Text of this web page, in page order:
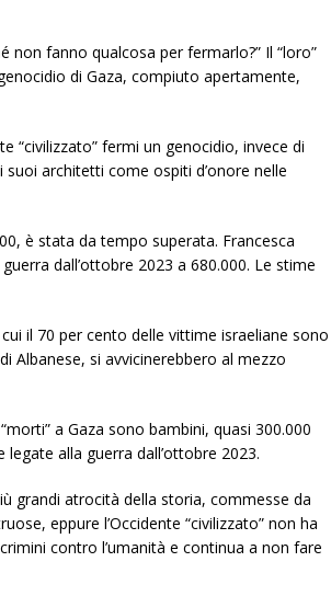
non fanno qualcosa per fermarlo?” Il “loro”
di Gaza, compiuto apertamente,
“civilizzato” fermi un genocidio, invece di
architetti come ospiti d’onore nelle
è stata da tempo superata. Francesca
dall’ottobre 2023 a 680.000. Le stime
il 70 per cento delle vittime israeliane sono
Albanese, si avvicinerebbero al mezzo
a Gaza sono bambini, quasi 300.000
alla guerra dall’ottobre 2023.
grandi atrocità della storia, commesse da
eppure l’Occidente “civilizzato” non ha
contro l’umanità e continua a non fare